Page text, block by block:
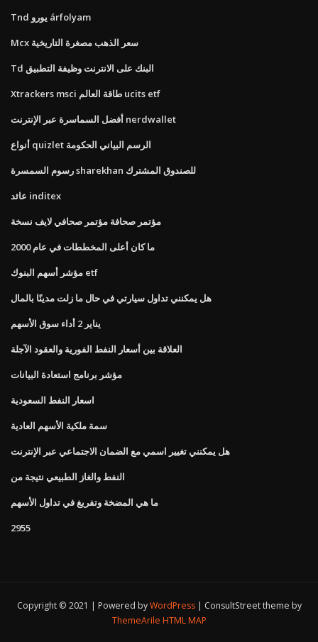
Tnd يورو árfolyam
Mcx سعر الذهب مصغرة التاريخية
Td البنك على الانترنت وظيفة التطبيق
Xtrackers msci طاقة العالم ucits etf
أفضل السماسرة عبر الإنترنت nerdwallet
أنواع quizlet الرسم البياني الحكومة
رسوم السمسرة sharekhan للصندوق المشترك
عائد inditex
مؤتمر صحافة مؤتمر صحافي لايف نسخة
ما كان أعلى المخططات في عام 2000
مؤشر أسهم البنوك etf
هل يمكنني تداول سيارتي في حال ما زلت مدينًا بالمال
يناير 2 أداء سوق الأسهم
العلاقة بين أسعار النفط الفورية والعقود الآجلة
مؤشر برنامج استعادة البيانات
اسعار النفط السعودية
سمة ملكية الأسهم العادية
هل يمكنني تغيير اسمي مع الضمان الاجتماعي عبر الإنترنت
النفط والغاز الطبيعي نتيجة من
ما هي المضخة وتفريغ في تداول الأسهم
2955
Copyright © 2021 | Powered byWordPress
ConsultStreet theme by
ThemeArile HTML MAP